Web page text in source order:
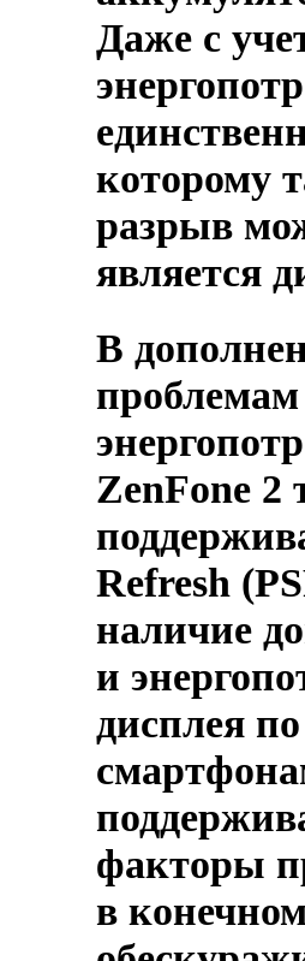
Даже с
которому
разрыв
является
В
проблемам
ZenFone 2
Refresh
наличие
и
дисплея
факторы
в